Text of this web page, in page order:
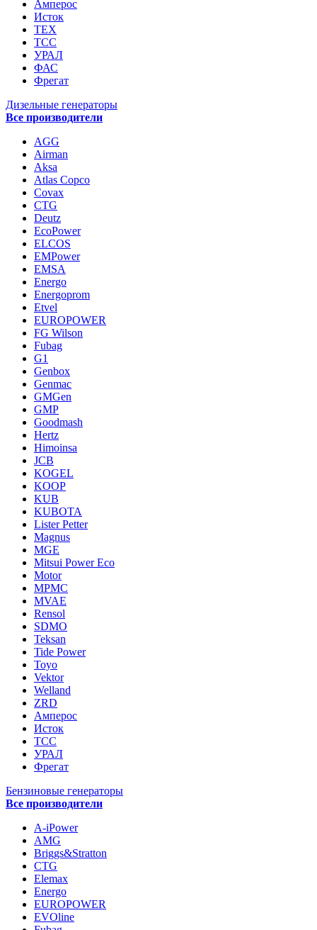
Амперос
Исток
ТЕХ
ТСС
УРАЛ
ФАС
Фрегат
Дизельные генераторы
Все производители
AGG
Airman
Aksa
Atlas Copco
Covax
CTG
Deutz
EcoPower
ELCOS
EMPower
EMSA
Energo
Energoprom
Etvel
EUROPOWER
FG Wilson
Fubag
G1
Genbox
Genmac
GMGen
GMP
Goodmash
Hertz
Himoinsa
JCB
KOGEL
KOOP
KUB
KUBOTA
Lister Petter
Magnus
MGE
Mitsui Power Eco
Motor
MPMC
MVAE
Rensol
SDMO
Teksan
Tide Power
Toyo
Vektor
Welland
ZRD
Амперос
Исток
ТСС
УРАЛ
Фрегат
Бензиновые генераторы
Все производители
A-iPower
AMG
Briggs&Stratton
CTG
Elemax
Energo
EUROPOWER
EVOline